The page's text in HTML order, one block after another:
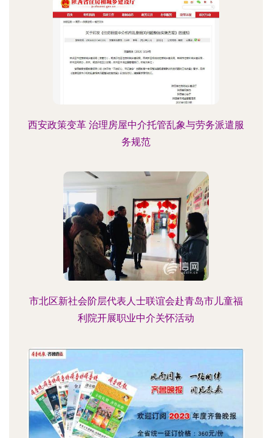
西安政策变革 治理房屋中介托管乱象与劳务派遣服
务规范
市北区新社会阶层代表人士联谊会赴青岛市儿童福
利院开展职业中介关怀活动